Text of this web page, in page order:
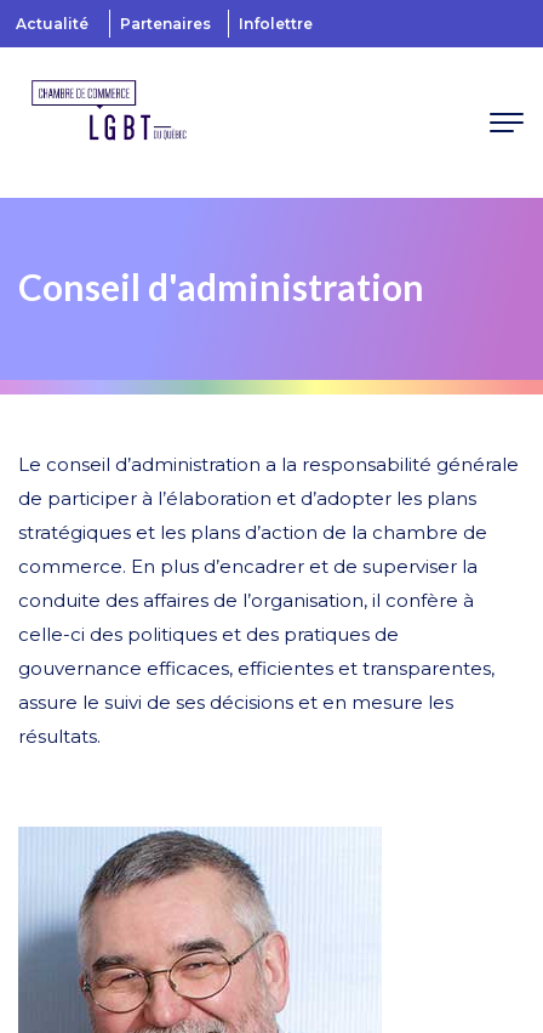
Actualité Partenaires Infolettre
Conseil d'administration
Le conseil d’administration a la responsabilité générale
de participer à l’élaboration et d’adopter les plans
stratégiques et les plans d’action de la chambre de
commerce. En plus d’encadrer et de superviser la
conduite des affaires de l’organisation, il confère à
celle-ci des politiques et des pratiques de
gouvernance efficaces, efficientes et transparentes,
assure le suivi de ses décisions et en mesure les
résultats.